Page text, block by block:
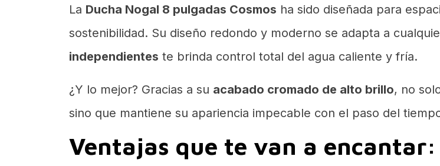
La Ducha Nogal 8 pulgadas Cosmos ha sido diseñada para
sostenibilidad. Su diseño redondo y moderno se adapta a
independientes te brinda control total del agua caliente y fría.
¿Y lo mejor? Gracias a su acabado cromado de alto brillo, no
sino que mantiene su apariencia impecable con el paso del
Ventajas que te van a encantar: